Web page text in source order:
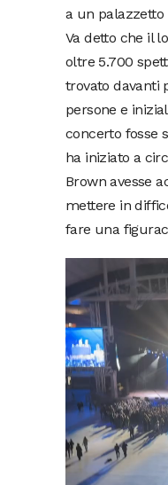
a un palazzetto
Va detto che il
oltre 5.700
trovato davanti
persone e
concerto fosse
ha iniziato a
Brown avesse
mettere in
fare una